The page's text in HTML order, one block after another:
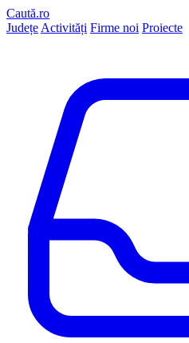
Caută.ro
Județe Activități Firme noi Proiecte